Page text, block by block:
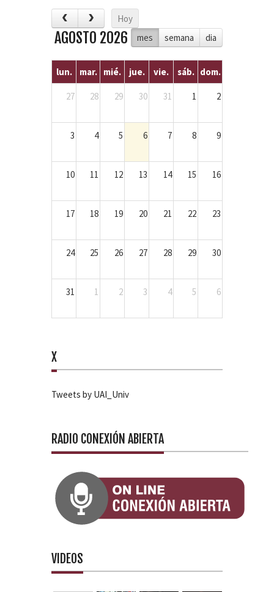
Hoy
mes
semana dia
AGOSTO 2026
lun. mar. mié. jue. vie. sáb. dom.
27 28 29 30 31 1 2
3 4 5 6 7 8 9
10 11 12 13 14 15 16
17 18 19 20 21 22 23
24 25 26 27 28 29 30
31 1 2 3 4 5 6
X
Tweets by UAI_Univ
RADIO CONEXIÓN ABIERTA
VIDEOS